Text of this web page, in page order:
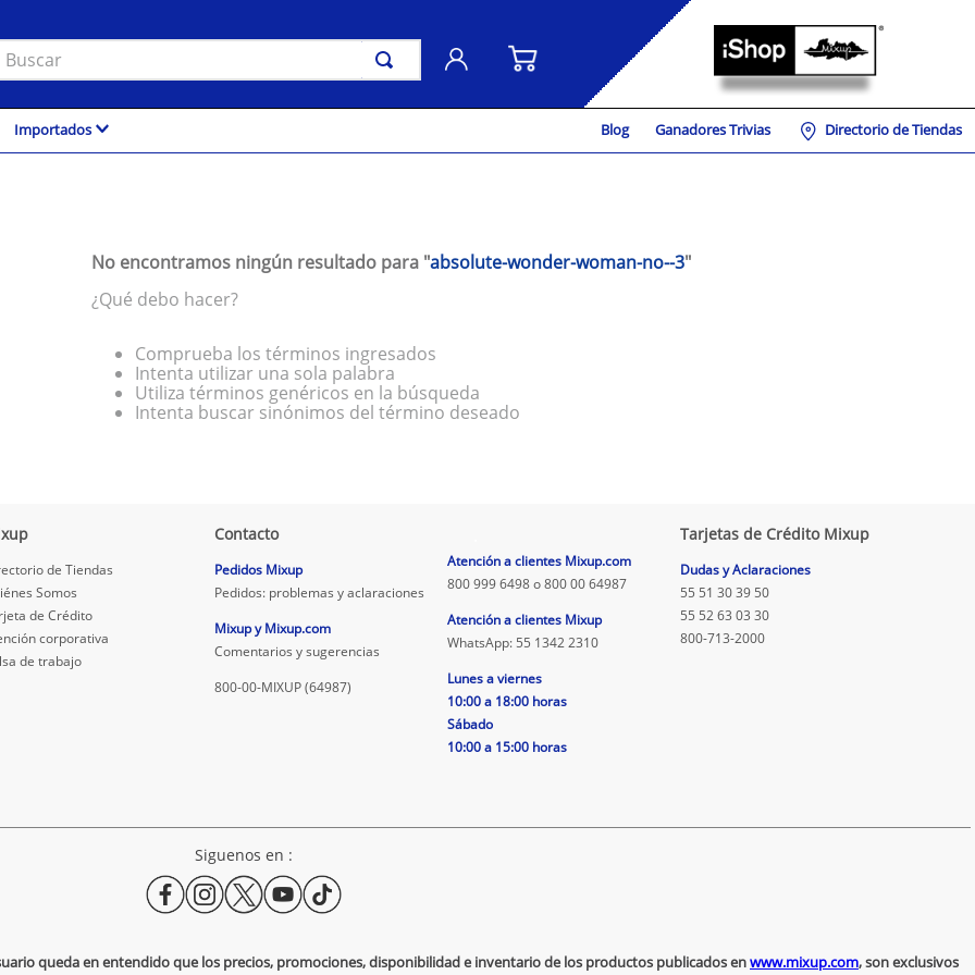
Importados Blog Ganadores Trivias Directorio de Tiendas
No encontramos ningún resultado para "absolute-wonder-woman-no--3"
¿Qué debo hacer?
Comprueba los términos ingresados
Intenta utilizar una sola palabra
Utiliza términos genéricos en la búsqueda
Intenta buscar sinónimos del término deseado
de Tiendas
Somos
de Crédito
corporativa
de trabajo
Contacto
Pedidos Mixup
Pedidos: problemas y aclaraciones
Mixup y Mixup.com
Comentarios y sugerencias
800-00-MIXUP (64987)
Atención a clientes Mixup.com
800 999 6498 o 800 00 64987
Atención a clientes Mixup
WhatsApp: 55 1342 2310
Lunes a viernes
10:00 a 18:00 horas
Sábado
10:00 a 15:00 horas
Tarjetas de Crédito Mixup
Dudas y Aclaraciones
55 51 30 39 50
55 52 63 03 30
800-713-2000
Siguenos en :
queda en entendido que los precios, promociones, disponibilidad e inventario de los productos publicados enwww.mixup.com, son exclusivos